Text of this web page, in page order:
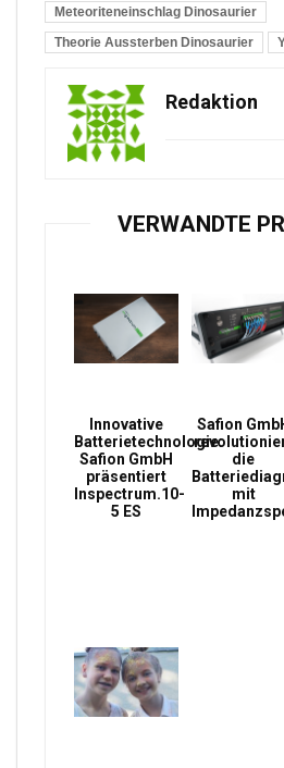
Meteoriteneinschlag Dinosaurier
Theorie Aussterben Dinosaurier
Redaktion
VERWANDTE
Innovative
Batterietechnologie:
Safion GmbH
präsentiert
Inspectrum.10-
5 ES
Safion
die
mit